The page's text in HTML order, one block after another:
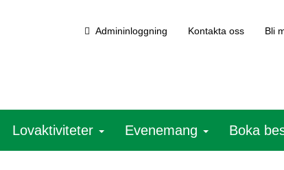
Admininloggning Kontakta oss Bli
Lovaktiviteter Evenemang Boka